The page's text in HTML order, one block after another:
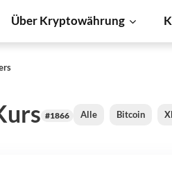
Über Kryptowährung
#1866 Alle Bitcoin